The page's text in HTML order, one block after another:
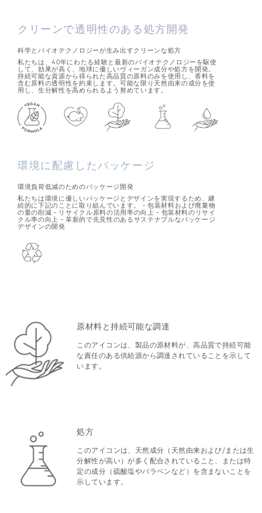
クリーンで透明性のある処方開発
科学とバイオテクノロジーが生み出すクリーンな処方
私たちは、40年にわたる経験と最新のバイオテクノロジーを駆使
して、効果が高く、地球に優しいヴィーガン成分や処方を開発。
持続可能な資源から得られた高品質の原料のみを使用し、香料を
含む原料の透明性を約束します。可能な限り天然由来の成分を使
用し、生分解性を高められるよう努めています。
環境に配慮したパッケージ
環境負荷低減のためのパッケージ開発
私たちは環境に優しいパッケージとデザインを実現するため、継
続的に下記のことに取り組んでいます。 - 包装材料および廃棄物
の量の削減 - リサイクル原料の活用率の向上 - 包装材料のリサイ
クル率の向上 - 革新的で先見性のあるサステナブルなパッケージ
デザインの開発
原材料と持続可能な調達
このアイコンは、製品の原材料が、高品質で持続可能
な責任のある供給源から調達されていることを示して
います。
処方
このアイコンは、天然成分（天然由来および/または生
分解性が高い）が多く配合されていること、または特
定の成分（硫酸塩やパラベンなど）を含まないことを
示しています。